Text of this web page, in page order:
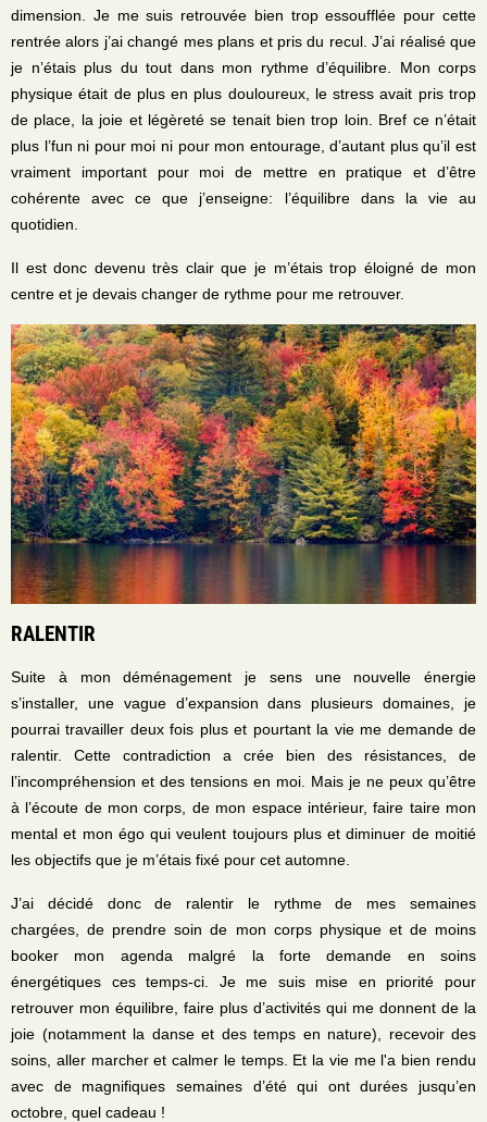
dimension. Je me suis retrouvée bien trop essoufflée pour cette
rentrée alors j’ai changé mes plans et pris du recul. J’ai réalisé que
je n’étais plus du tout dans mon rythme d’équilibre. Mon corps
physique était de plus en plus douloureux, le stress avait pris trop
de place, la joie et légèreté se tenait bien trop loin. Bref ce n’était
plus l’fun ni pour moi ni pour mon entourage, d’autant plus qu’il est
vraiment important pour moi de mettre en pratique et d’être
cohérente avec ce que j’enseigne: l’équilibre dans la vie au
quotidien.
Il est donc devenu très clair que je m’étais trop éloigné de mon
centre et je devais changer de rythme pour me retrouver.
RALENTIR
Suite à mon déménagement je sens une nouvelle énergie
s’installer, une vague d’expansion dans plusieurs domaines, je
pourrai travailler deux fois plus et pourtant la vie me demande de
ralentir. Cette contradiction a crée bien des résistances, de
l’incompréhension et des tensions en moi. Mais je ne peux qu’être
à l’écoute de mon corps, de mon espace intérieur, faire taire mon
mental et mon égo qui veulent toujours plus et diminuer de moitié
les objectifs que je m’étais fixé pour cet automne.
J’ai décidé donc de ralentir le rythme de mes semaines
chargées, de prendre soin de mon corps physique et de moins
booker mon agenda malgré la forte demande en soins
énergétiques ces temps-ci. Je me suis mise en priorité pour
retrouver mon équilibre, faire plus d’activités qui me donnent de la
joie (notamment la danse et des temps en nature), recevoir des
soins, aller marcher et calmer le temps. Et la vie me l'a bien rendu
avec de magnifiques semaines d’été qui ont durées jusqu’en
octobre, quel cadeau !